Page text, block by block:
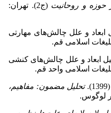
حوزه و روحانیت
(ج2).‌ تهران:
سعید. (1401). تحلیل ابعاد و علل چالش‌های مهارتی
اسلامی قم.
حامد. (1401). تحلیل ابعاد و علل چالش‌های کنشی
اسلامی واحد قم.
تحلیل مضمون: مفاهیم،
لوگوس.